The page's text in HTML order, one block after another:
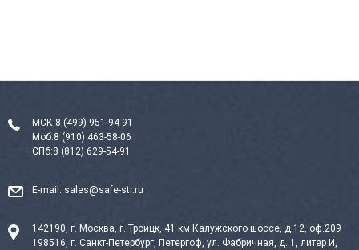
МСК:8 (499) 951-94-91
Моб:8 (910) 463-58-06
СПб:8 (812) 629-54-91
E-mail: sales@safe-str.ru
142190, г. Москва, г. Троицк, 41 км Калужского шоссе, д.12, оф.209
198516, г. Санкт-Петербург, Петергоф, ул. Фабричная, д. 1, литер И,